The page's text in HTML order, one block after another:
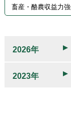
畜産・酪農収益力
2026年
2023年